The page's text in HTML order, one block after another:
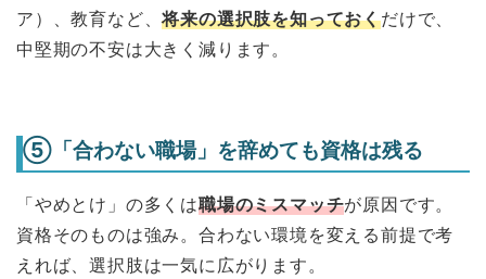
ア）、教育など、将来の選択肢を知っておくだけで、
中堅期の不安は大きく減ります。
⑤「合わない職場」を辞めても資格は残る
「やめとけ」の多くは職場のミスマッチが原因です。
資格そのものは強み。合わない環境を変える前提で考
えれば、選択肢は一気に広がります。